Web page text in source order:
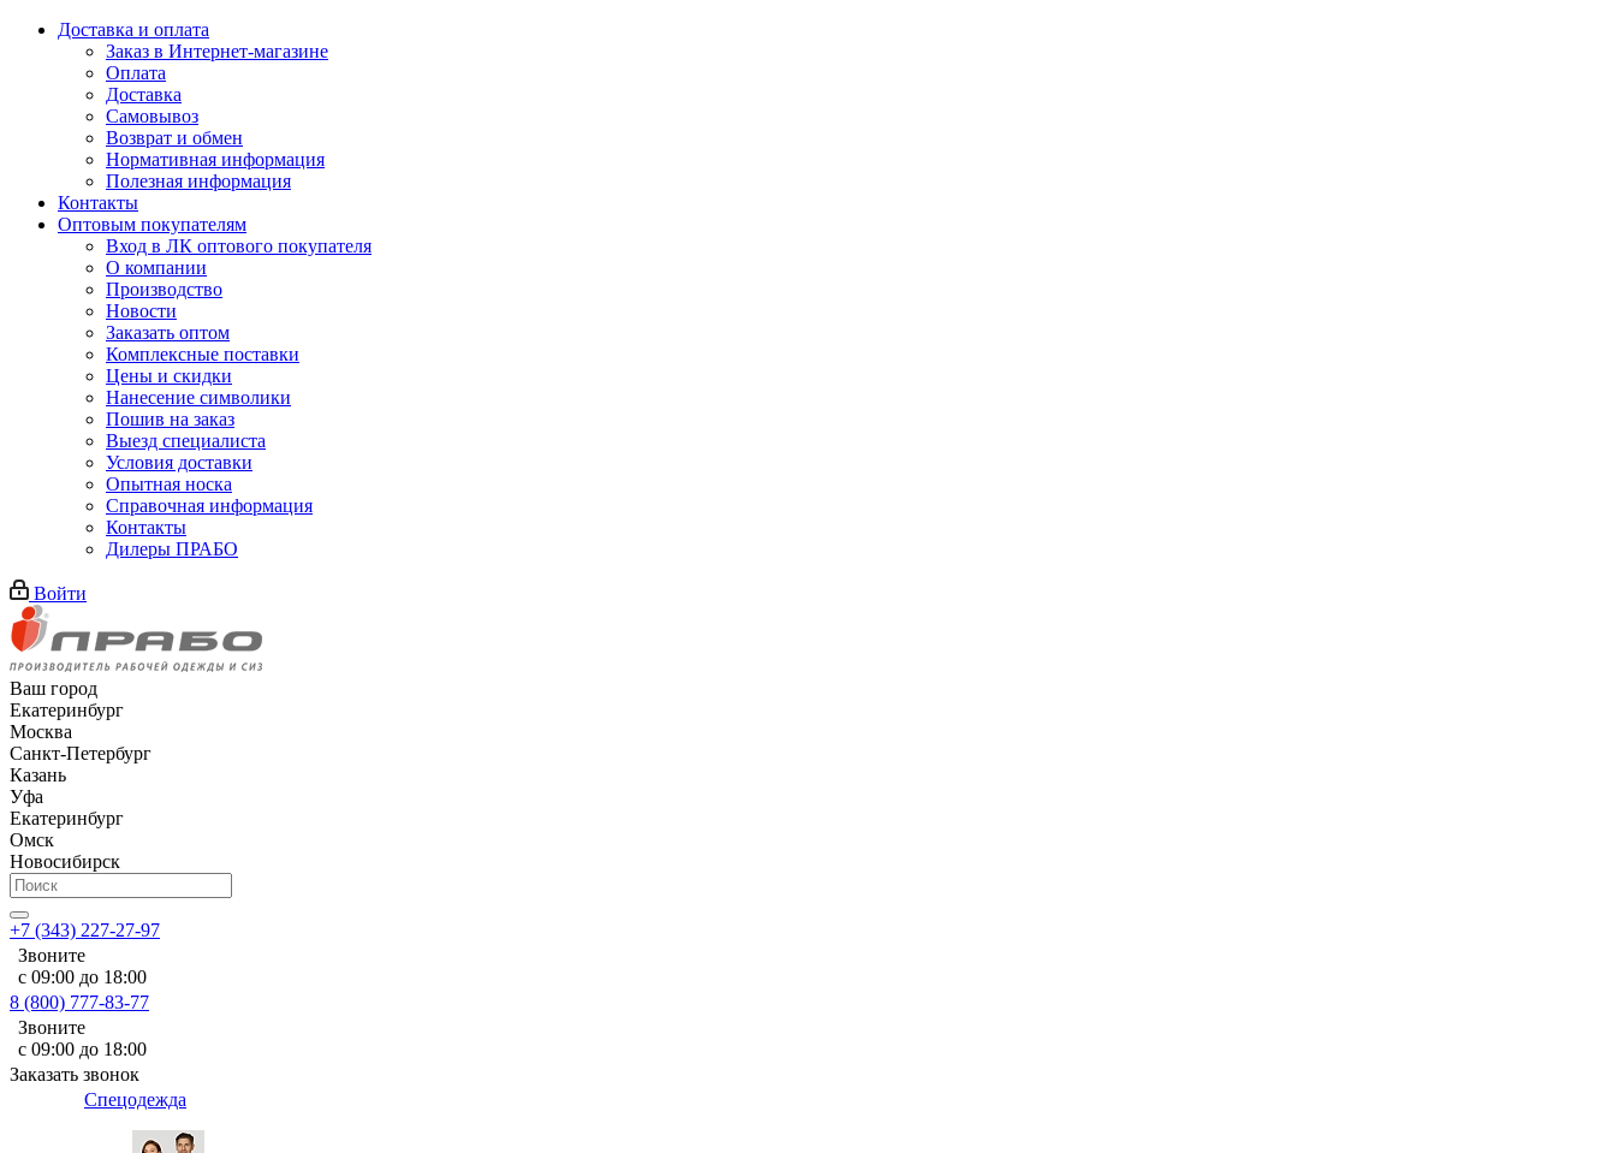
Доставка и оплата
Заказ в Интернет-магазине
Оплата
Доставка
Самовывоз
Возврат и обмен
Нормативная информация
Полезная информация
Контакты
Оптовым покупателям
Вход в ЛК оптового покупателя
О компании
Производство
Новости
Заказать оптом
Комплексные поставки
Цены и скидки
Нанесение символики
Пошив на заказ
Выезд специалиста
Условия доставки
Опытная носка
Справочная информация
Контакты
Дилеры ПРАБО
Войти
Ваш город
Екатеринбург
Москва
Санкт-Петербург
Казань
Уфа
Екатеринбург
Омск
Новосибирск
+7 (343) 227-27-97
Звоните
с 09:00 до 18:00
8 (800) 777-83-77
Звоните
с 09:00 до 18:00
Заказать звонок
Спецодежда